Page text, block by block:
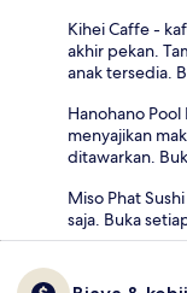
Kihei Caffe -
akhir pekan.
anak tersedia.
Hanohano
menyajikan
ditawarkan.
Miso Phat
saja. Buka